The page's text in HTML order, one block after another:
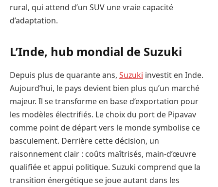
rural, qui attend d’un SUV une vraie capacité
d’adaptation.
L’Inde, hub mondial de Suzuki
Depuis plus de quarante ans, Suzuki investit en Inde.
Aujourd’hui, le pays devient bien plus qu’un marché
majeur. Il se transforme en base d’exportation pour
les modèles électrifiés. Le choix du port de Pipavav
comme point de départ vers le monde symbolise ce
basculement. Derrière cette décision, un
raisonnement clair : coûts maîtrisés, main-d’œuvre
qualifiée et appui politique. Suzuki comprend que la
transition énergétique se joue autant dans les